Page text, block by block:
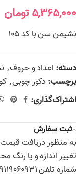
۵,۳۶۵,۰۰۰تومان
نشیمن سن با کد 105
دسته: اعداد و حروف,
برچسب:دکور چوبی,
اشتراک‌گذاری:
ثبت سفارش
به منظور دریافت قیمت
تغییر اندازه و یا رنگ
شماره تلفن 09119060931